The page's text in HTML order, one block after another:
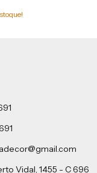
Vidal, 1455 - C 696